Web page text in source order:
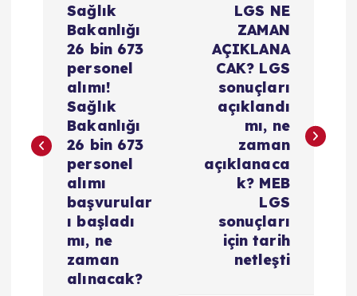
g
Sağlık
Bakanlığı
26 bin 673
personel
alımı!
Sağlık
Bakanlığı
26 bin 673
personel
alımı
başvurular
ı başladı
mı, ne
zaman
alınacak?
LGS NE
ZAMAN
AÇIKLANA
CAK? LGS
sonuçları
açıklandı
mı, ne
zaman
açıklanaca
k? MEB
LGS
sonuçları
için tarih
netleşti